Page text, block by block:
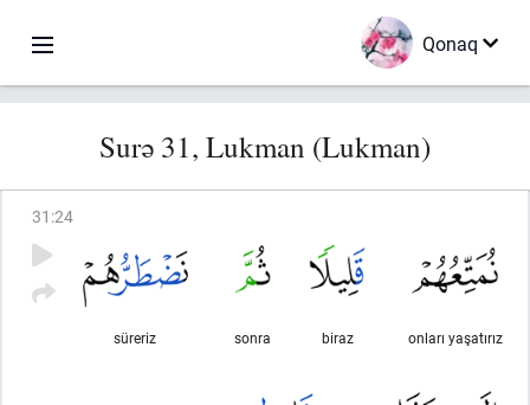
Qonaq
Surə 31, Lukman (Lukman)
31 :24
onları yaşatırız
biraz
sonra
süreriz